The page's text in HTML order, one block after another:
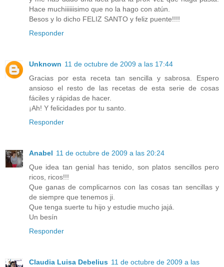
Hace muchiiiiiisimo que no la hago con atún.
Besos y lo dicho FELIZ SANTO y feliz puente!!!!
Responder
Unknown 11 de octubre de 2009 a las 17:44
Gracias por esta receta tan sencilla y sabrosa. Espero
ansioso el resto de las recetas de esta serie de cosas
fáciles y rápidas de hacer.
¡Ah! Y felicidades por tu santo.
Responder
Anabel 11 de octubre de 2009 a las 20:24
Que idea tan genial has tenido, son platos sencillos pero
ricos, ricos!!!
Que ganas de complicarnos con las cosas tan sencillas y
de siempre que tenemos ji.
Que tenga suerte tu hijo y estudie mucho jajá.
Un besín
Responder
Claudia Luisa Debelius 11 de octubre de 2009 a las